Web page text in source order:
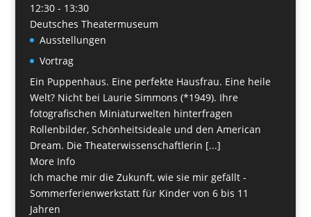
12:30 - 13:30
Deutsches Theatermuseum
Ausstellungen
Vortrag
Ein Puppenhaus. Eine perfekte Hausfrau. Eine heile
Welt? Nicht bei Laurie Simmons (*1949). Ihre
fotografischen Miniaturwelten hinterfragen
Rollenbilder, Schönheitsideale und den American
Dream. Die Theaterwissenschaftlerin [...]
More Info
Ich mache mir die Zukunft, wie sie mir gefällt -
Sommerferienwerkstatt für Kinder von 6 bis 11
Jahren